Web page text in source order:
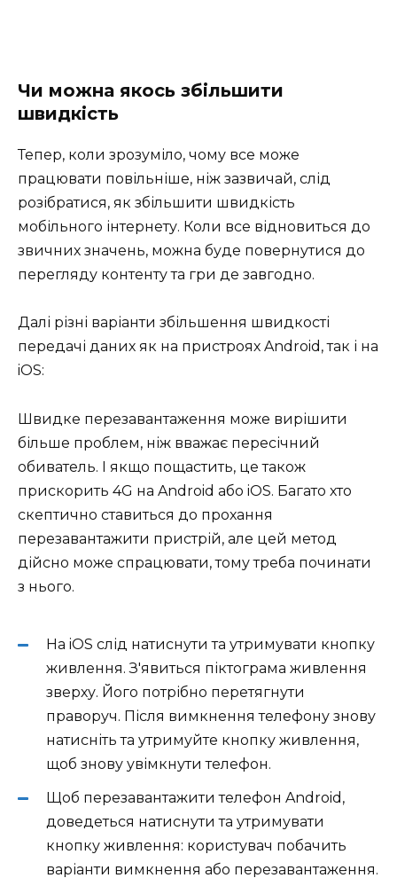
Чи можна якось збільшити
швидкість
Тепер, коли зрозуміло, чому все може
працювати повільніше, ніж зазвичай, слід
розібратися, як збільшити швидкість
мобільного інтернету. Коли все відновиться до
звичних значень, можна буде повернутися до
перегляду контенту та гри де завгодно.
Далі різні варіанти збільшення швидкості
передачі даних як на пристроях Android, так і на
iOS:
Швидке перезавантаження може вирішити
більше проблем, ніж вважає пересічний
обиватель. І якщо пощастить, це також
прискорить 4G на Android або iOS. Багато хто
скептично ставиться до прохання
перезавантажити пристрій, але цей метод
дійсно може спрацювати, тому треба починати
з нього.
На iOS слід натиснути та утримувати кнопку
живлення. З'явиться піктограма живлення
зверху. Його потрібно перетягнути
праворуч. Після вимкнення телефону знову
натисніть та утримуйте кнопку живлення,
щоб знову увімкнути телефон.
Щоб перезавантажити телефон Android,
доведеться натиснути та утримувати
кнопку живлення: користувач побачить
варіанти вимкнення або перезавантаження.